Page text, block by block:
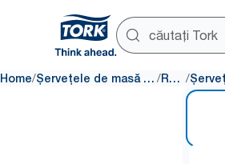
Home/ Șervețele de masă și articole de masă / Rezerve /